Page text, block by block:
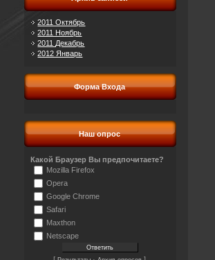
2011 Октябрь
2011 Ноябрь
2011 Декабрь
2012 Январь
Форма Входа
Наш опрос
Какой Браузер Вы предпочитаете?
Mozilla Firefox
Opera
Google Chrome
Safari
Maxthon
Netscape